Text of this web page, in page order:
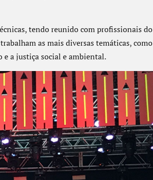
tendo reunido com profissionais do
as mais diversas temáticas, como
a justiça social e ambiental.